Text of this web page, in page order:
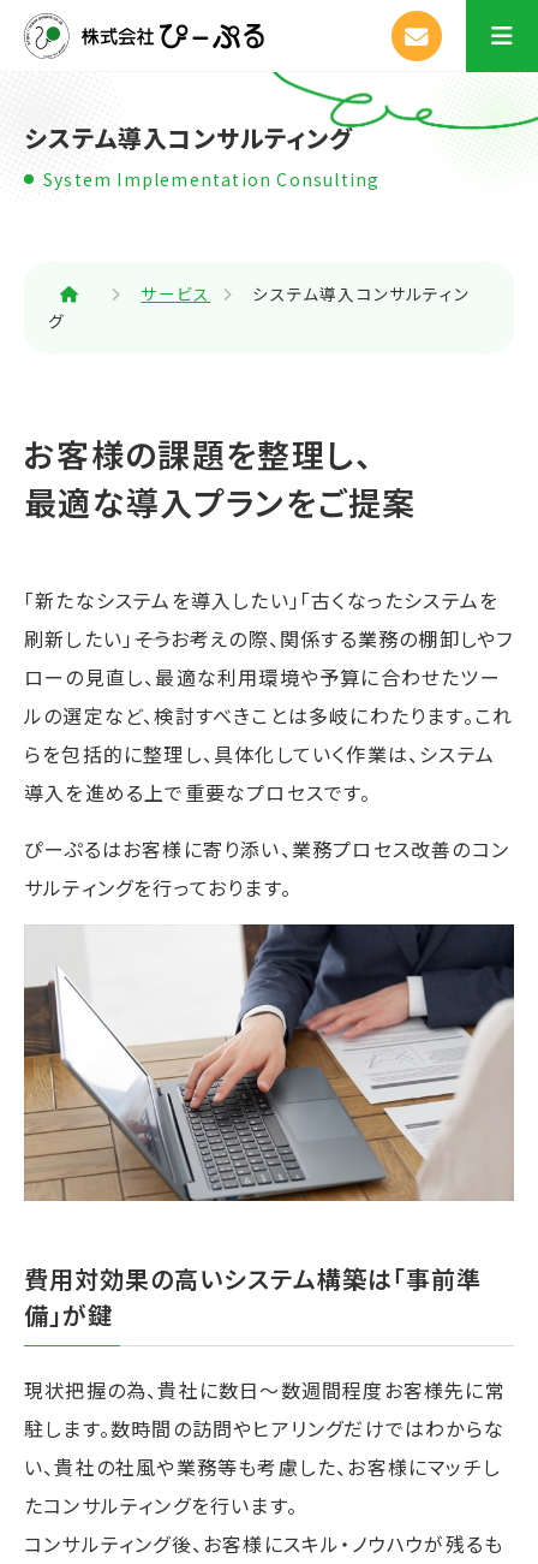
システム導入コンサルティング
System Implementation Consulting
サービス
システム導入コンサルティン
グ
お客様の課題を整理し、
最適な導入プランをご提案
「新たなシステムを導入したい」「古くなったシステムを
刷新したい」――そうお考えの際、関係する業務の棚卸しやフ
ローの見直し、最適な利用環境や予算に合わせたツー
ルの選定など、検討すべきことは多岐にわたります。これ
らを包括的に整理し、具体化していく作業は、システム
導入を進める上で重要なプロセスです。
ぴーぷるはお客様に寄り添い、業務プロセス改善のコン
サルティングを行っております。
費用対効果の高いシステム構築は「事前準
備」が鍵
現状把握の為、貴社に数日～数週間程度お客様先に常
駐します。数時間の訪問やヒアリングだけではわからな
い、貴社の社風や業務等も考慮した、お客様にマッチし
たコンサルティングを行います。
コンサルティング後、お客様にスキル・ノウハウが残るも